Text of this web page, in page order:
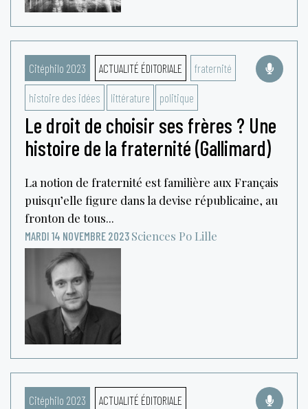
Citéphilo 2023 ACTUALITÉ ÉDITORIALE fraternité
histoire des idées littérature politique
Le droit de choisir ses frères ? Une
histoire de la fraternité (Gallimard)
La notion de fraternité est familière aux Français
puisqu’elle figure dans la devise républicaine, au
fronton de tous...
MARDI 14 NOVEMBRE 2023 Sciences Po Lille
Citéphilo 2023 ACTUALITÉ ÉDITORIALE